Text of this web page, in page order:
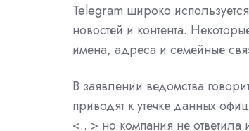
Telegram широко
новостей и контента.
имена, адреса и семейные
В заявлении ведомства
приводят к утечке данных
<...> но компания не ответила